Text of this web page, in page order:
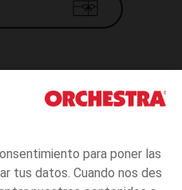
para poner las
tus datos. Cuando nos des
de venta
Legal
ofertas actuales
las cookies
no conforme